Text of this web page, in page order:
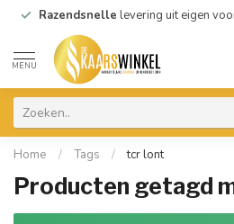
Razendsnelle levering uit eigen
MENU
Home / Tags / tcr lont
Producten getagd